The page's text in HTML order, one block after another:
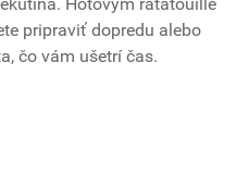
Hotovým ratatouille
pripraviť dopredu alebo
čo vám ušetrí čas.